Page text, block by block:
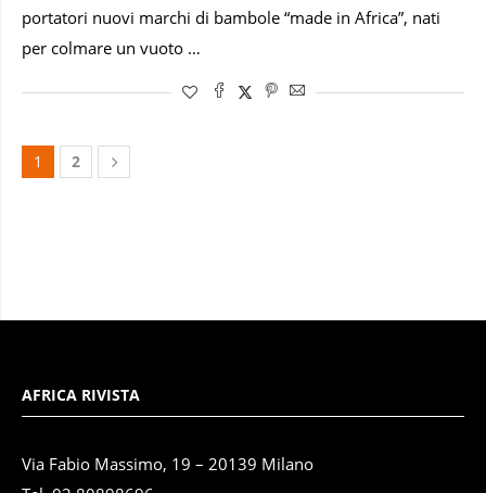
portatori nuovi marchi di bambole “made in Africa”, nati
per colmare un vuoto …
1 2
AFRICA RIVISTA
Via Fabio Massimo, 19 – 20139 Milano